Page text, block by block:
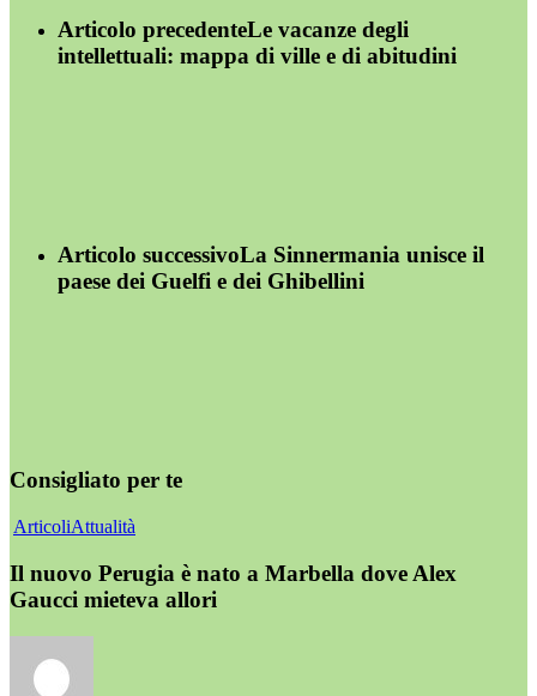
Articolo precedenteLe vacanze degli
intellettuali: mappa di ville e di abitudini
Articolo successivoLa Sinnermania unisce il
paese dei Guelfi e dei Ghibellini
Consigliato per te
ArticoliAttualità
Il nuovo Perugia è nato a Marbella dove Alex
Gaucci mieteva allori